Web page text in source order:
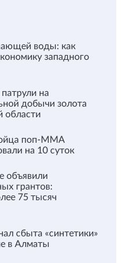
воды: как
западного
на
добычи золота
области
поп-ММА
на 10 суток
объявили
грантов:
75 тысяч
сбыта «синтетики»
в Алматы